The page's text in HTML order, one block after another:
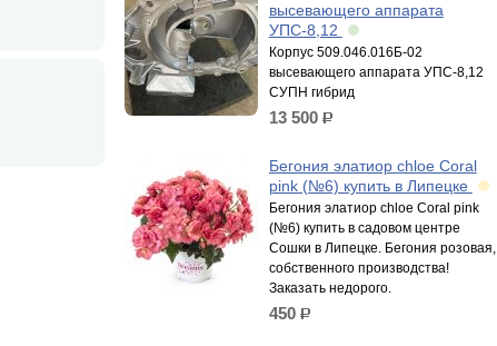
высевающего аппарата
УПС-8,12
Корпус 509.046.016Б-02
высевающего аппарата УПС-8,12
СУПН гибрид
13 500 р.
Бегония элатиор chloe Coral
pink (№6) купить в Липецке
Бегония элатиор chloe Coral pink
(№6) купить в садовом центре
Сошки в Липецке. Бегония розовая,
собственного производства!
Заказать недорого.
450 р.